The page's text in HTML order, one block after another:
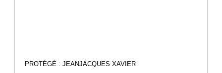
PROTÉGÉ : JEANJACQUES XAVIER